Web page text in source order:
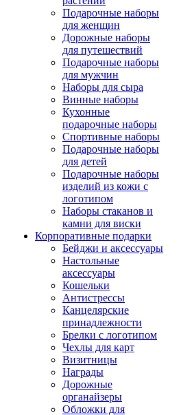
Подарочные наборы
для женщин
Дорожные наборы
для путешествий
Подарочные наборы
для мужчин
Наборы для сыра
Винные наборы
Кухонные
подарочные наборы
Спортивные наборы
Подарочные наборы
для детей
Подарочные наборы
изделий из кожи с
логотипом
Наборы стаканов и
камни для виски
Корпоративные подарки
Бейджи и аксессуары
Настольные
аксессуары
Кошельки
Антистрессы
Канцелярские
принадлежности
Брелки с логотипом
Чехлы для карт
Визитницы
Награды
Дорожные
органайзеры
Обложки для